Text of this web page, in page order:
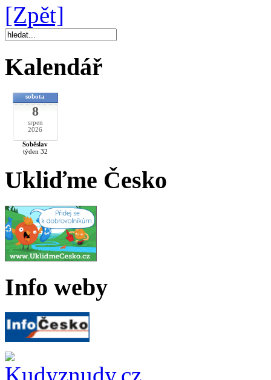
[Zpět]
Kalendář
sobota
8
srpen
2026
Soběslav
týden 32
Ukliďme Česko
Info weby